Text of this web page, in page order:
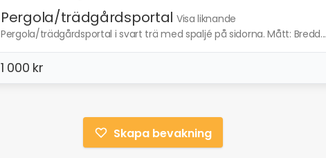
Pergola/trädgårdsportal Visa liknande
Pergola/trädgårdsportal i svart trä med spaljé på sidorna. Mått: Bredd...
1 000 kr
Skapa bevakning